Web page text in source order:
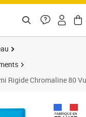
Rigide Chromaline 80